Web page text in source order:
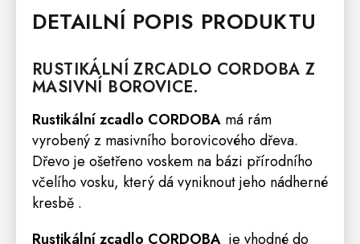
DETAILNÍ POPIS PRODUKTU
RUSTIKÁLNÍZRCADLO CORDOBA Z
MASIVNÍ BOROVICE.
Rustikální zcadlo CORDOBA má rám
vyrobený z masivního borovicového dřeva.
Dřevo je ošetřeno voskem na bázi přírodního
včelího vosku, který dá vyniknout jeho nádherné
kresbě .
Rustikální zcadlo CORDOBA je vhodné do